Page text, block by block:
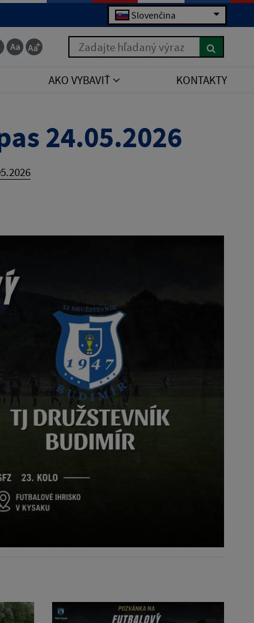
Slovenčina
Zadajte hľadaný výraz
AKO VYBAVIŤ KONTAKTY
24.05.2026